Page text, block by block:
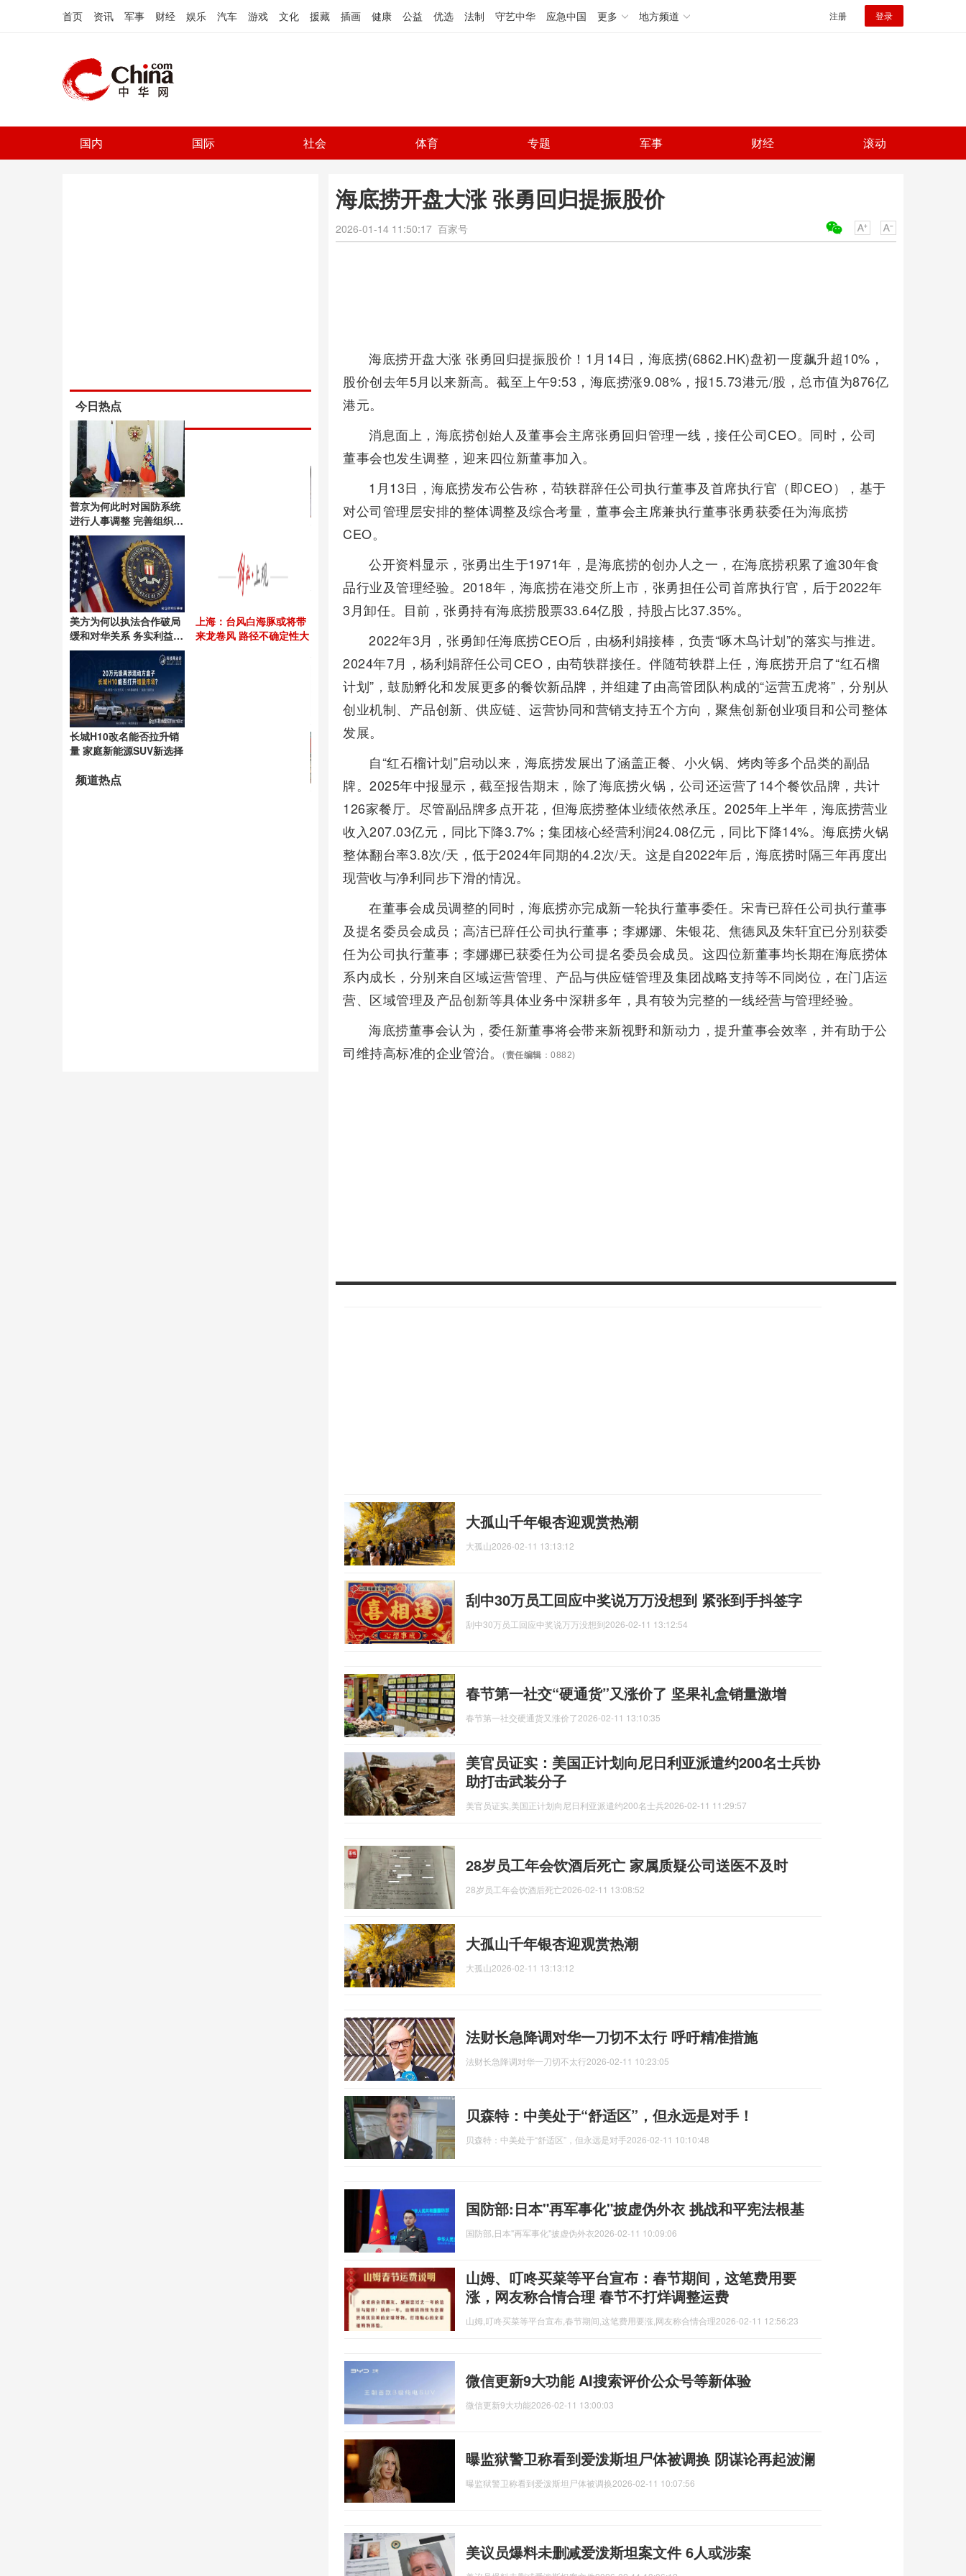
首页 资讯 军事 财经 娱乐 汽车 游戏 文化 援藏 插画 健康 公益 优选 法制 守艺中华 应急中国 更多 地方频道 注册 登录
国内 国际 社会 体育 专题 军事 财经 滚动
海底捞开盘大涨 张勇回归提振股价
2026-01-14 11:50:17 百家号
海底捞开盘大涨 张勇回归提振股价！1月14日，海底捞(6862.HK)盘初一度飙升超10%，
股价创去年5月以来新高。截至上午9:53，海底捞涨9.08%，报15.73港元/股，总市值为876亿
港元。
消息面上，海底捞创始人及董事会主席张勇回归管理一线，接任公司CEO。同时，公司
董事会也发生调整，迎来四位新董事加入。
1月13日，海底捞发布公告称，苟轶群辞任公司执行董事及首席执行官（即CEO），基于
对公司管理层安排的整体调整及综合考量，董事会主席兼执行董事张勇获委任为海底捞
CEO。
公开资料显示，张勇出生于1971年，是海底捞的创办人之一，在海底捞积累了逾30年食
品行业及管理经验。2018年，海底捞在港交所上市，张勇担任公司首席执行官，后于2022年
3月卸任。目前，张勇持有海底捞股票33.64亿股，持股占比37.35%。
2022年3月，张勇卸任海底捞CEO后，由杨利娟接棒，负责“啄木鸟计划”的落实与推进。
2024年7月，杨利娟辞任公司CEO，由苟轶群接任。伴随苟轶群上任，海底捞开启了“红石榴
计划”，鼓励孵化和发展更多的餐饮新品牌，并组建了由高管团队构成的“运营五虎将”，分别从
创业机制、产品创新、供应链、运营协同和营销支持五个方向，聚焦创新创业项目和公司整体
发展。
自“红石榴计划”启动以来，海底捞发展出了涵盖正餐、小火锅、烤肉等多个品类的副品
牌。2025年中报显示，截至报告期末，除了海底捞火锅，公司还运营了14个餐饮品牌，共计
126家餐厅。尽管副品牌多点开花，但海底捞整体业绩依然承压。2025年上半年，海底捞营业
收入207.03亿元，同比下降3.7%；集团核心经营利润24.08亿元，同比下降14%。海底捞火锅
整体翻台率3.8次/天，低于2024年同期的4.2次/天。这是自2022年后，海底捞时隔三年再度出
现营收与净利同步下滑的情况。
在董事会成员调整的同时，海底捞亦完成新一轮执行董事委任。宋青已辞任公司执行董事
及提名委员会成员；高洁已辞任公司执行董事；李娜娜、朱银花、焦德凤及朱轩宜已分别获委
任为公司执行董事；李娜娜已获委任为公司提名委员会成员。这四位新董事均长期在海底捞体
系内成长，分别来自区域运营管理、产品与供应链管理及集团战略支持等不同岗位，在门店运
营、区域管理及产品创新等具体业务中深耕多年，具有较为完整的一线经营与管理经验。
海底捞董事会认为，委任新董事将会带来新视野和新动力，提升董事会效率，并有助于公
司维持高标准的企业管治。
(责任编辑 ：0882)
大孤山千年银杏迎观赏热潮
大孤山2026-02-11 13:13:12
刮中30万员工回应中奖说万万没想到 紧张到手抖签字
刮中30万员工回应中奖说万万没想到2026-02-11 13:12:54
春节第一社交“硬通货”又涨价了 坚果礼盒销量激增
春节第一社交硬通货又涨价了2026-02-11 13:10:35
美官员证实：美国正计划向尼日利亚派遣约200名士兵协
助打击武装分子
美官员证实,美国正计划向尼日利亚派遣约200名士兵2026-02-11 11:29:57
28岁员工年会饮酒后死亡 家属质疑公司送医不及时
28岁员工年会饮酒后死亡2026-02-11 13:08:52
大孤山千年银杏迎观赏热潮
大孤山2026-02-11 13:13:12
法财长急降调对华一刀切不太行 呼吁精准措施
法财长急降调对华一刀切不太行2026-02-11 10:23:05
贝森特：中美处于“舒适区”，但永远是对手！
贝森特：中美处于“舒适区”，但永远是对手2026-02-11 10:10:48
国防部:日本"再军事化"披虚伪外衣 挑战和平宪法根基
国防部,日本"再军事化"披虚伪外衣2026-02-11 10:09:06
山姆、叮咚买菜等平台宣布：春节期间，这笔费用要
涨，网友称合情合理 春节不打烊调整运费
山姆,叮咚买菜等平台宣布,春节期间,这笔费用要涨,网友称合情合理2026-02-11 12:56:23
微信更新9大功能 AI搜索评价公众号等新体验
微信更新9大功能2026-02-11 13:00:03
曝监狱警卫称看到爱泼斯坦尸体被调换 阴谋论再起波澜
曝监狱警卫称看到爱泼斯坦尸体被调换2026-02-11 10:07:56
美议员爆料未删减爱泼斯坦案文件 6人或涉案
今日热点
普京为何此时对国防系统
进行人事调整 完善组织结
构与指挥体系
美方为何以执法合作破局
缓和对华关系 务实利益驱
动
上海：台风白海豚或将带
来龙卷风 路径不确定性大
长城H10改名能否拉升销
量 家庭新能源SUV新选择
频道热点
中
小
招：
甲
后“刀
片
嗓”难
受？
0
成
本
缓
解
咽
痛
深
圳
田
红
树
然
保
护
区
恢
复
放
每
日
80
额
立
养
做
好
三
事
润
燥
护
养
脾
胃
超
级
创
作
者
接
管
影
视
作
吗
技
术